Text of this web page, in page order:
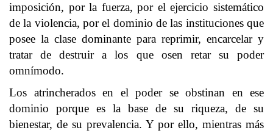
imposición, por la fuerza, por el ejercicio sistemático
de la violencia, por el dominio de las instituciones que
posee la clase dominante para reprimir, encarcelar y
tratar de destruir a los que osen retar su poder
omnímodo.
Los atrincherados en el poder se obstinan en ese
dominio porque es la base de su riqueza, de su
bienestar, de su prevalencia. Y por ello, mientras más